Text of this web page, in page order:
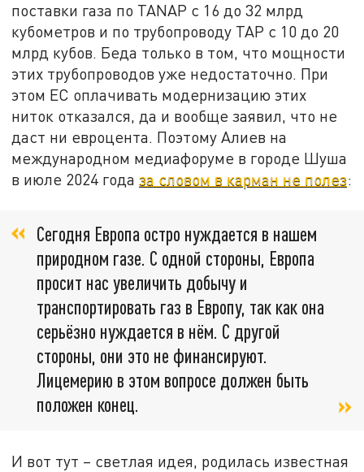
поставки газа по TANAP с 16 до 32 млрд
кубометров и по трубопроводу TAP с 10 до 20
млрд кубов. Беда только в том, что мощности
этих трубопроводов уже недостаточно. При
этом ЕС оплачивать модернизацию этих
ниток отказался, да и вообще заявил, что не
даст ни евроцента. Поэтому Алиев на
международном медиафоруме в городе Шуша
в июле 2024 года за словом в карман не полез:
Сегодня Европа остро нуждается в нашем
природном газе. С одной стороны, Европа
просит нас увеличить добычу и
транспортировать газ в Европу, так как она
серьёзно нуждается в нём. С другой
стороны, они это не финансируют.
Лицемерию в этом вопросе должен быть
положен конец.
И вот тут – светлая идея, родилась известная